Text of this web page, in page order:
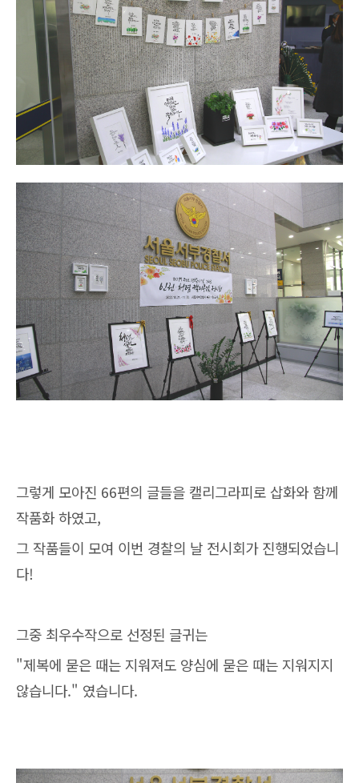
그렇게 모아진 66편의 글들을 캘리그라피로 삽화와 함께
작품화 하였고,
그 작품들이 모여 이번 경찰의 날 전시회가 진행되었습니
다!
그중 최우수작으로 선정된 글귀는
"제복에 묻은 때는 지워져도 양심에 묻은 때는 지워지지
않습니다." 였습니다.